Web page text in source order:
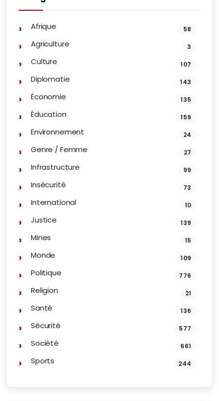
Afrique 58
Agriculture 3
Culture 107
Diplomatie 143
Économie 135
Éducation 159
Environnement 24
Genre / Femme 27
Infrastructure 99
Insécurité 73
International 10
Justice 139
Mines 15
Monde 109
Politique 776
Religion 21
Santé 136
Sécurité 577
Société 661
Sports 244